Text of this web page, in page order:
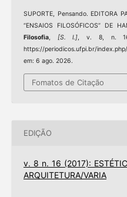
SUPORTE, Pensando. EDITORA
“ENSAIOS FILOSÓFICOS” DE
Filosofia, [S. l.], v. 8, n. 16,
https://periodicos.ufpi.br/
em: 6 ago. 2026.
Fomatos de Citação
EDIÇÃO
v. 8 n. 16 (2017):
ARQUITETURA/VARIA